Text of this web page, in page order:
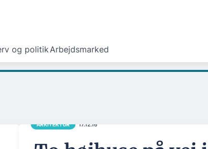
og politikArbejdsmarked
ARKITEKTUR 17.12.16